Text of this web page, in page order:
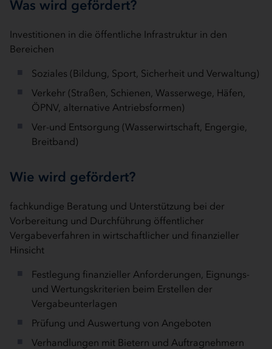
Was wird gefördert?
Investitionen in die öffentliche Infrastruktur in den
Bereichen
Soziales (Bildung, Sport, Sicherheit und Verwaltung)
Verkehr (Straßen, Schienen, Wasserwege, Häfen,
ÖPNV, alternative Antriebsformen)
Ver-und Entsorgung (Wasserwirtschaft, Engergie,
Breitband)
Wie wird gefördert?
fachkundige Beratung und Unterstützung bei der
Vorbereitung und Durchführung öffentlicher
Vergabeverfahren in wirtschaftlicher und finanzieller
Hinsicht
Festlegung finanzieller Anforderungen, Eignungs-
und Wertungskriterien beim Erstellen der
Vergabeunterlagen
Prüfung und Auswertung von Angeboten
Verhandlungen mit Bietern und Auftragnehmern